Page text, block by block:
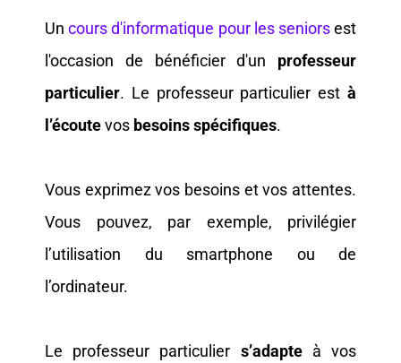
Uncours d'informatique pour les seniorsest
l'occasion de bénéficier d'un professeur
particulier. Le professeur particulier està
l’écoutevos besoins spécifiques.
Vous exprimez vos besoins et vos attentes.
Vous pouvez, par exemple, privilégier
l’utilisation du smartphone ou de
l’ordinateur.
Le professeur particulier s’adapte à vos